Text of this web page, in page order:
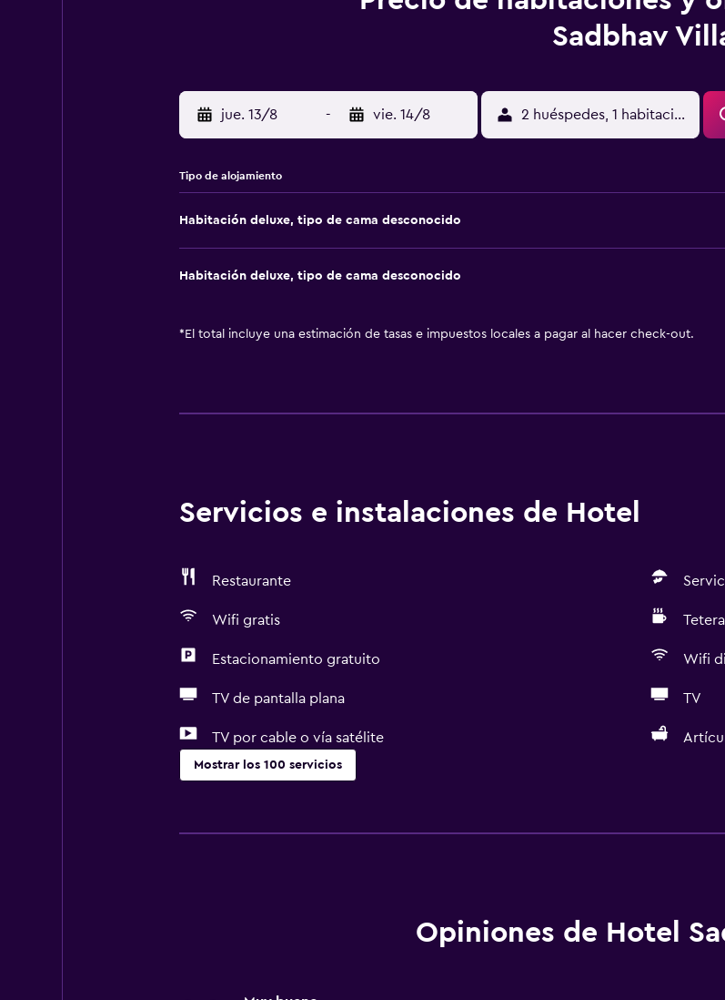
Sadbhav
jue. 13/8 - vie. 14/8 2 huéspedes, 1 habitación
Tipo de alojamiento
Habitación deluxe, tipo de cama desconocido
Habitación deluxe, tipo de cama desconocido
* El total incluye una estimación de tasas e impuestos locales a pagar al hacer check-out.
Servicios e instalaciones de Hotel
Restaurante
Wifi gratis
Estacionamiento gratuito Wifi
TV de pantalla plana TV
TV por cable o vía satélite
Mostrar los 100 servicios
Acceso al salón ejecutivo
Wifi
Extinguidor
Opiniones de Hotel